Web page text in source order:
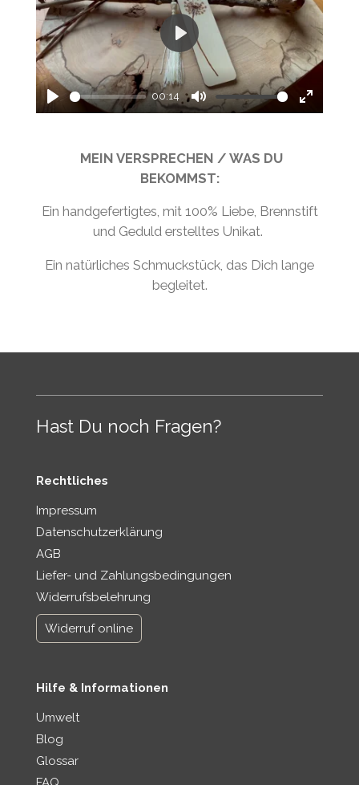
P
00:14
M
t
e
E
r
l
P
l
a
y
MEIN VERSPRECHEN / WAS DU
BEKOMMST:
Ein handgefertigtes, mit 100% Liebe, Brennstift
und Geduld erstelltes Unikat.
Ein natürliches Schmuckstück, das Dich lange
begleitet.
Hast Du noch Fragen?
Rechtliches
Impressum
Datenschutzerklärung
AGB
Liefer- und Zahlungsbedingungen
Widerrufsbelehrung
Widerruf online
Hilfe & Informationen
Umwelt
Blog
Glossar